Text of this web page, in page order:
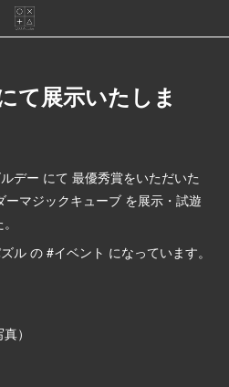
て展示いたしま
デー にて 最優秀賞をいただいた
マジックキューブ を展示・試遊
ル の #イベント になっています。
）